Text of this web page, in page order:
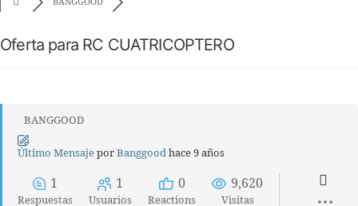
Oferta para RC CUATRICOPTERO
BANGGOOD
Último MensajeporBanggoodhace 9 años
1
Respuestas
1
Usuarios
0
Reactions
9,620
Visitas